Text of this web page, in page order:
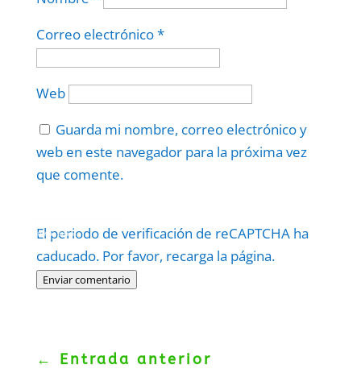
Correo electrónico*
Web
Guarda mi nombre, correo electrónico y
web en este navegador para la próxima vez
que comente.
El periodo de verificación de reCAPTCHA ha
caducado. Por favor, recarga la página.
Enviar comentario
Politica–Términos.
← Entrada anterior